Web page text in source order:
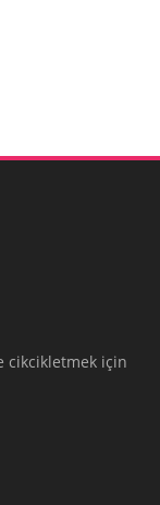
cikcikletmek için